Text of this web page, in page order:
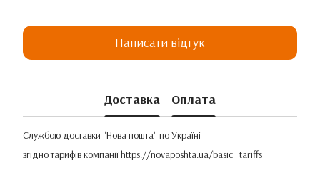
Написати відгук
Доставка Оплата
Службою доставки "Нова пошта" по Україні
згідно тарифів компаніїhttps://novaposhta.ua/basic_tariffs